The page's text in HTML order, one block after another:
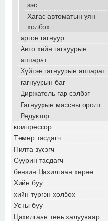
зэс
Хагас автоматын уян
холбох
аргон гагнуур
Авто хийн гагнуурын
аппарат
Хүйтэн гагнуурын аппарат
гагнуурын баг
Диржатель гар сэлбэг
Гагнуурын массны оролт
Редуктор
компрессор
Төмөр тасдагч
Пилта зүсэгч
Суурин тасдагч
бензин Цахилгаан хөрөө
Хийн буу
хийн түргэн холбох
Усны буу
Цахилгаан тень халуунаар